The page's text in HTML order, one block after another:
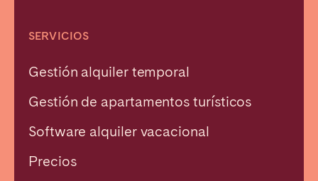
SERVICIOS
Gestión alquiler temporal
Gestión de apartamentos turísticos
Software alquiler vacacional
Precios